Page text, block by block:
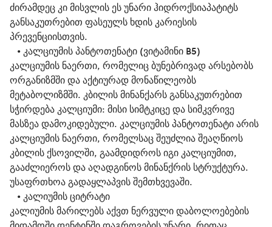
ძირამდეც კი მისვლის ეს უნარი ჰიდროქსიაპატიტს
განსაკუთრებით ფასეულს ხდის კარიესის
პრევენციისთვის.
• კალციუმის პანტოთენატი (ვიტამინი B5)
კალციუმის ნაერთი, რომელიც ბუნებრივად არსებობს
ორგანიზმში და აქტიურად მონაწილეობს
მეტაბოლიზმში. კბილის მინანქარს განსაკუთრებით
სჭირდება კალციუმი: მისი სიმტკიცე და სიმკვრივე
მასზეა დამოკიდებული. კალციუმის პანტოთენატი არის
კალციუმის ნაერთი, რომელსაც შეუძლია შეაღწიოს
კბილის ქსოვილში, გაამდიდროს იგი კალციუმით,
გააძლიეროს და აღადგინოს მინანქრის სტრუქტურა.
უსაფრთხოა გადაყლაპვის შემთხვევაში.
• კალიუმის ციტრატი
კალიუმის მარილებს აქვთ ნერვული დაბოლოებების